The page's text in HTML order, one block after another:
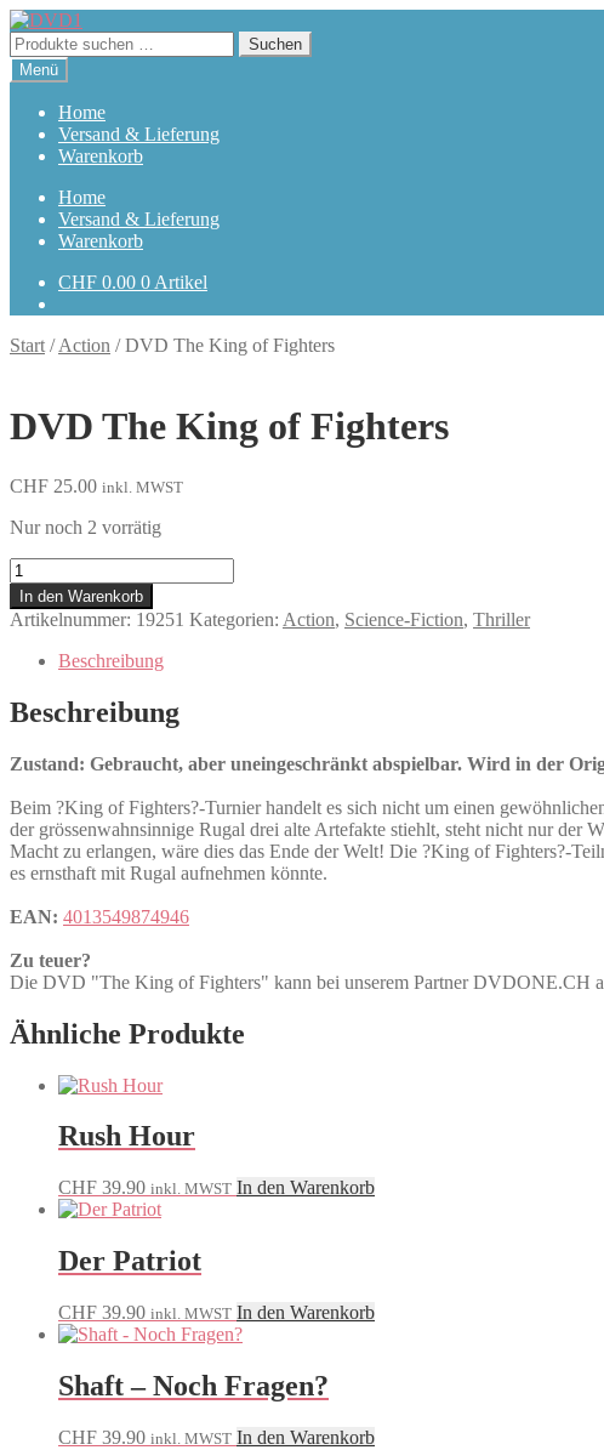
Zur
Navigation
springen
Zum
Inhalt
springen
Suchen
nach:
Suchen
Menü
Home
Versand & Lieferung
Warenkorb
Home
Versand & Lieferung
Warenkorb
CHF 0.00 0 Artikel
Start /Action /DVD The King of Fighters
DVD The King of Fighters
CHF 25.00 inkl. MWST
Nur noch 2 vorrätig
The
King
of
Fighters
Menge
In den Warenkorb
Artikelnummer: 19251 Kategorien: Action, Science-Fiction, Thriller
Beschreibung
Beschreibung
Zustand: Gebraucht, aber uneingeschränkt abspielbar. Wird in der
Beim ?King of Fighters?-Turnier handelt es sich nicht um einen
der grössenwahnsinnige Rugal drei alte Artefakte stiehlt, steht nicht nur der
Macht zu erlangen, wäre dies das Ende der Welt! Die ?King of Fighters?-
es ernsthaft mit Rugal aufnehmen könnte.
EAN: 4013549874946
Zu teuer?
Die DVD "The King of Fighters" kann bei unserem Partner DVDONE.CH
Ähnliche Produkte
Rush Hour
CHF 39.90 inkl. MWST In den Warenkorb
Der Patriot
CHF 39.90 inkl. MWST In den Warenkorb
Shaft – Noch Fragen?
CHF 39.90 inkl. MWST In den Warenkorb